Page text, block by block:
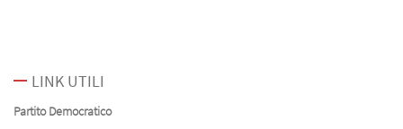
LINK UTILI
Partito Democratico